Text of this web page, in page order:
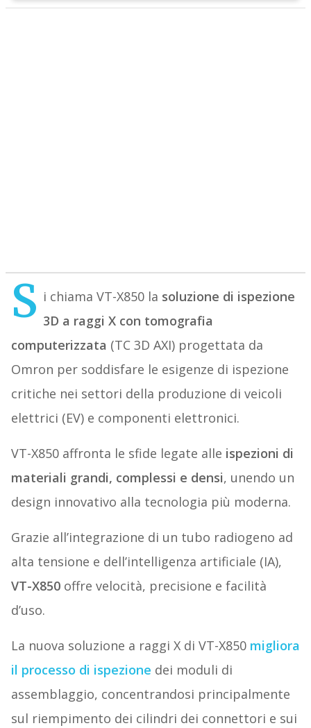
S i chiama VT-X850 la soluzione di ispezione
3D a raggi X con tomografia
computerizzata (TC 3D AXI) progettata da
Omron per soddisfare le esigenze di ispezione
critiche nei settori della produzione di veicoli
elettrici (EV) e componenti elettronici.
VT-X850 affronta le sfide legate alle ispezioni di
materiali grandi, complessi e densi, unendo un
design innovativo alla tecnologia più moderna.
Grazie all’integrazione di un tubo radiogeno ad
alta tensione e dell’intelligenza artificiale (IA),
VT-X850offre velocità, precisione e facilità
d’uso.
La nuova soluzione a raggi X di VT-X850 migliora
il processo di ispezione dei moduli di
assemblaggio, concentrandosi principalmente
sul riempimento dei cilindri dei connettori e sui